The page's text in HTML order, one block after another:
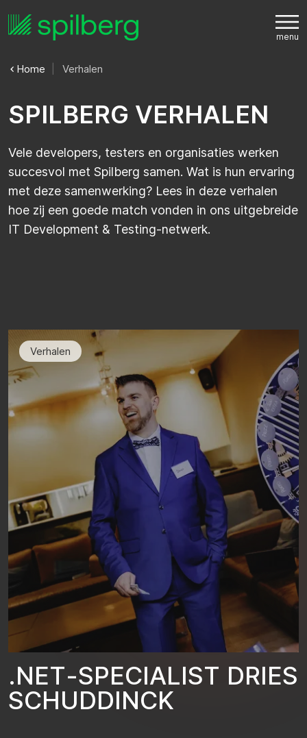
Home Verhalen
SPILBERG VERHALEN
Vele developers, testers en organisaties werken
succesvol met Spilberg samen. Wat is hun ervaring
met deze samenwerking? Lees in deze verhalen
hoe zij een goede match vonden in ons uitgebreide
IT Development & Testing-netwerk.
Verhalen
.NET-SPECIALIST DRIES
SCHUDDINCK